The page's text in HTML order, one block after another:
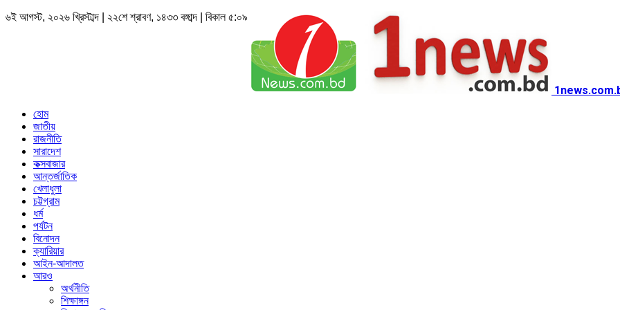
৬ই আগস্ট, ২০২৬ খ্রিস্টাব্দ | ২২শে শ্রাবণ, ১৪৩৩ বঙ্গাব্দ | বিকাল ৫:০৯
হোম
জাতীয়
রাজনীতি
সারাদেশ
কক্সবাজার
আন্তর্জাতিক
খেলাধুলা
চট্টগ্রাম
ধর্ম
পর্যটন
বিনোদন
ক্যারিয়ার
আইন-আদালত
আরও
অর্থনীতি
শিক্ষাঙ্গন